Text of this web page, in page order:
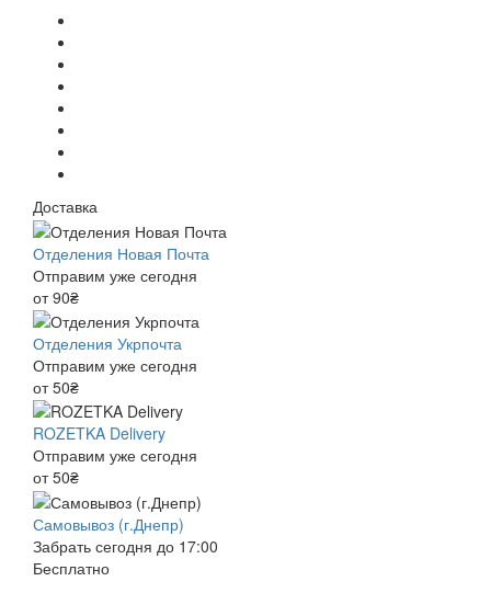
Доставка
Отделения Новая Почта
Отправим уже сегодня
от 90₴
Отделения Укрпочта
Отправим уже сегодня
от 50₴
ROZETKA Delivery
Отправим уже сегодня
от 50₴
Самовывоз (г.Днепр)
Забрать сегодня до 17:00
Бесплатно